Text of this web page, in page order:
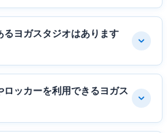
ヨガスタジオはあります
ッカーを利用できるヨガス